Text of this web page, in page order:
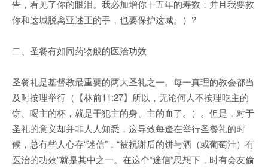
告，看见了你的眼泪。我必加增你十五年的寿数；并且我要救
你和这城脱离亚述王的手，也要保护这城。）?
二、圣餐有如同药物般的医治功效
圣餐礼是基督教最重要的两大圣礼之一。每一真理的教会都当
及时按理举行（【林前11:27】所以，无论何人不按理吃主的
饼、喝主的杯，就是干犯主的身、主的血了。）。但是，对于
圣礼的意义却并非人人知悉，这导致每逢在举行圣餐礼的时
候，总有些人心存“迷信”，“被祝谢后的饼与酒（或葡萄汁）有
医治的功效”就是其中之一。在这个“迷信”思想下，时有会友偷